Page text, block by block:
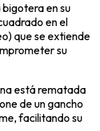
en su
en el
que se extiende
su
está rematada
de un gancho
facilitando su